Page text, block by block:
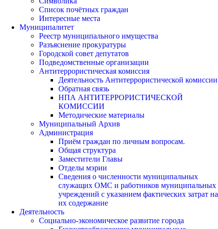
Список почётных граждан
Интересные места
Муниципалитет
Реестр муниципального имущества
Разъяснение прокуратуры
Городской совет депутатов
Подведомственные организации
Антитеррористическая комиссия
Деятельность Антитеррористической комиссии
Обратная связь
НПА АНТИТЕРРОРИСТИЧЕСКОЙ
КОМИССИИ
Методические материалы
Муниципальный Архив
Администрация
Приём граждан по личным вопросам.
Общая структура
Заместители Главы
Отделы мэрии
Сведения о численности муниципальных
служащих ОМС и работников муниципальных
учреждений с указанием фактических затрат на
их содержание
Деятельность
Социально-экономическое развитие города